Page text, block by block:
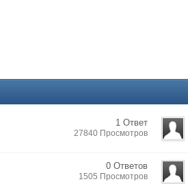
1 Ответ
27840 Просмотров
0 Ответов
1505 Просмотров